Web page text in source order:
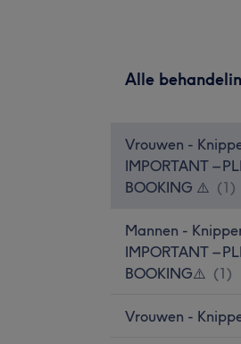
Alle
Vrouwen -
IMPORTANT –
BOOKING ⚠️ (1 )
Mannen -
IMPORTANT –
BOOKING⚠️ (1)
Vrouwen -